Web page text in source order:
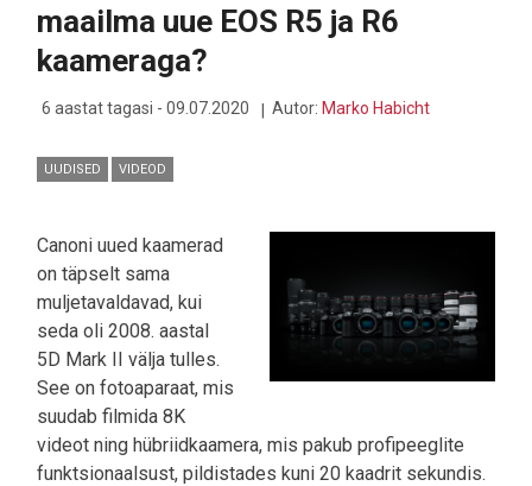
maailma uue EOS R5 ja R6
kaameraga?
6 aastat tagasi - 09.07.2020 Autor: Marko Habicht
UUDISED VIDEOD
Canoni uued kaamerad
on täpselt sama
muljetavaldavad, kui
seda oli 2008. aastal
5D Mark II välja tulles.
See on fotoaparaat, mis
suudab filmida 8K
videot ning hübriidkaamera, mis pakub profipeeglite
funktsionaalsust, pildistades kuni 20 kaadrit sekundis.